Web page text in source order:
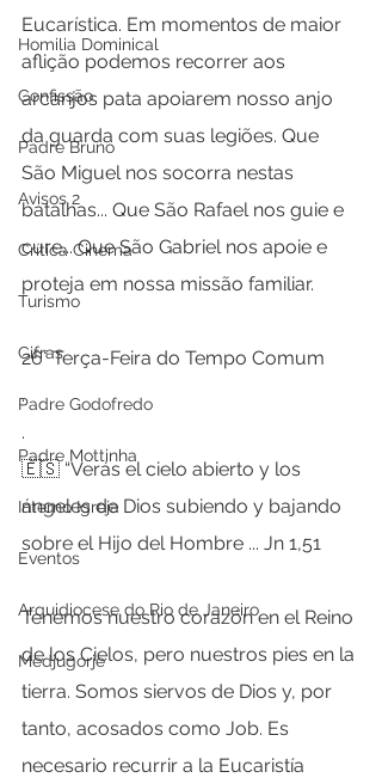
Homilia Dominical
Confissão
Padre Bruno
Avisos 2
Crítica Cinema
Turismo
Cifras
Padre Godofredo
Padre Mottinha
Interno Igreja
Eventos
Arquidiocese do Rio de Janeiro
Medjugorje
Eucarística. Em momentos de maior
aflição podemos recorrer aos
arcanjos pata apoiarem nosso anjo
da guarda com suas legiões. Que
São Miguel nos socorra nestas
batalhas... Que São Rafael nos guie e
cure... Que São Gabriel nos apoie e
proteja em nossa missão familiar.
26° Terça-Feira do Tempo Comum
.
.
🇪🇸 “Verás el cielo abierto y los
ángeles de Dios subiendo y bajando
sobre el Hijo del Hombre ... Jn 1,51
Tenemos nuestro corazón en el Reino
de los Cielos, pero nuestros pies en la
tierra. Somos siervos de Dios y, por
tanto, acosados ​​como Job. Es
necesario recurrir a la Eucaristía